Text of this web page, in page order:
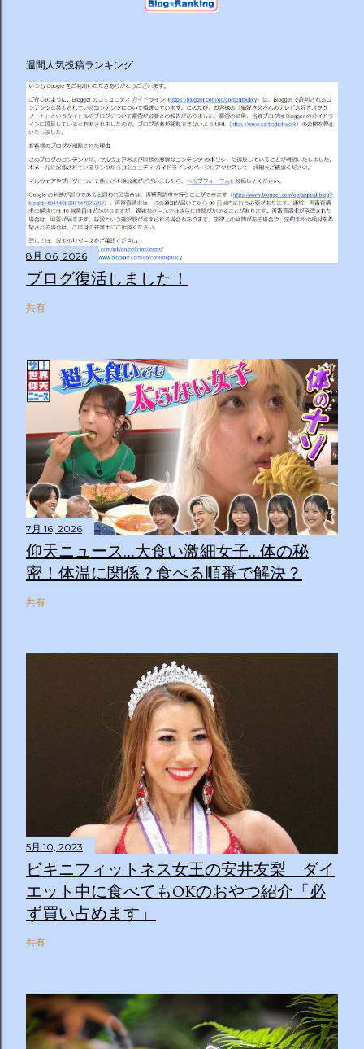
週間人気投稿ランキング
8月 06, 2026
ブログ復活しました！
共有
7月 16, 2026
仰天ニュース…大食い激細女子…体の秘
密！体温に関係？食べる順番で解決？
共有
5月 10, 2023
ビキニフィットネス女王の安井友梨 ダイ
エット中に食べてもOKのおやつ紹介「必
ず買い占めます」
共有